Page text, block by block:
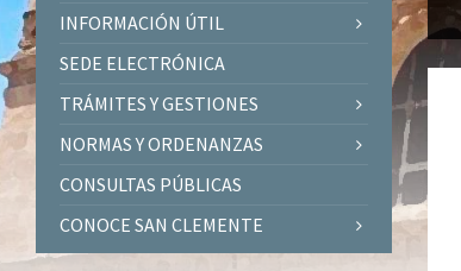
INFORMACIÓN ÚTIL
SEDE ELECTRÓNICA
TRÁMITES Y GESTIONES
NORMAS Y ORDENANZAS
CONSULTAS PÚBLICAS
CONOCE SAN CLEMENTE